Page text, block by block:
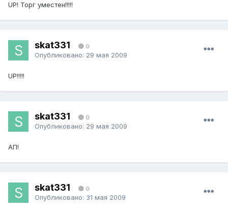
UP! Торг уместен!!!!!
skat331 0
Опубликовано: 29 мая 2009
UP!!!!!
skat331 0
Опубликовано: 29 мая 2009
АП!
skat331 0
Опубликовано: 31 мая 2009